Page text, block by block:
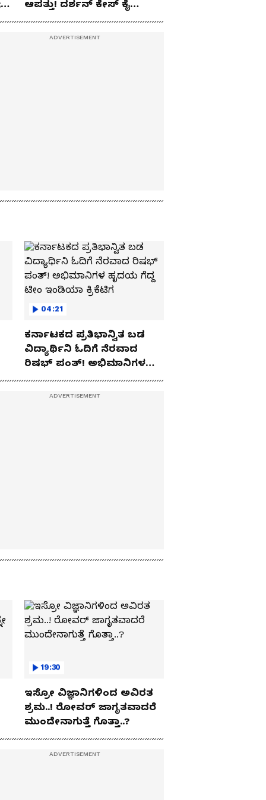
ಆಪತ್ತು! ದರ್ಶನ್​ ಕೇಸ್​​​​ ಕೈ
ಇಟ್ಟಲೆಲ್ಲಾ ಕರೆಂಟು!
04:21
ಕರ್ನಾಟಕದ ಪ್ರತಿಭಾನ್ವಿತ ಬಡ
ವಿದ್ಯಾರ್ಥಿನಿ ಓದಿಗೆ ನೆರವಾದ
ರಿಷಭ್ ಪಂತ್! ಅಭಿಮಾನಿಗಳ
19:30
ಇಸ್ರೋ ವಿಜ್ಞಾನಿಗಳಿಂದ ಅವಿರತ
ಶ್ರಮ..! ರೋವರ್ ಜಾಗೃತವಾದರೆ
ಮುಂದೇನಾಗುತ್ತೆ ಗೊತ್ತಾ..?